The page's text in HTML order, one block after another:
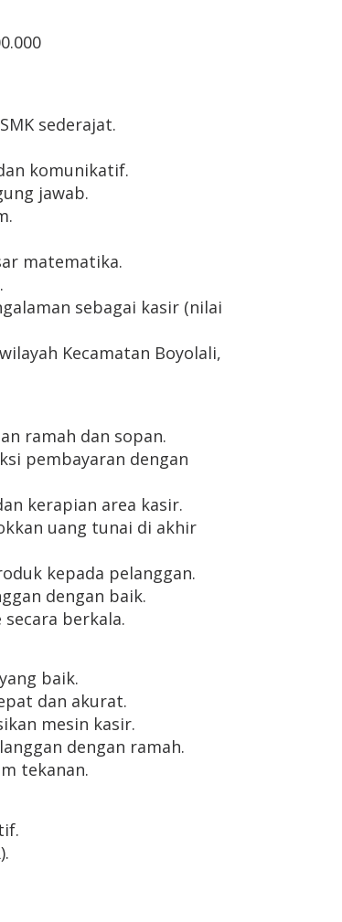
sederajat.
komunikatif.
jawab.
matematika.
sebagai kasir (nilai
Kecamatan Boyolali,
ramah dan sopan.
pembayaran dengan
kerapian area kasir.
uang tunai di akhir
kepada pelanggan.
dengan baik.
berkala.
baik.
dan akurat.
mesin kasir.
dengan ramah.
tekanan.